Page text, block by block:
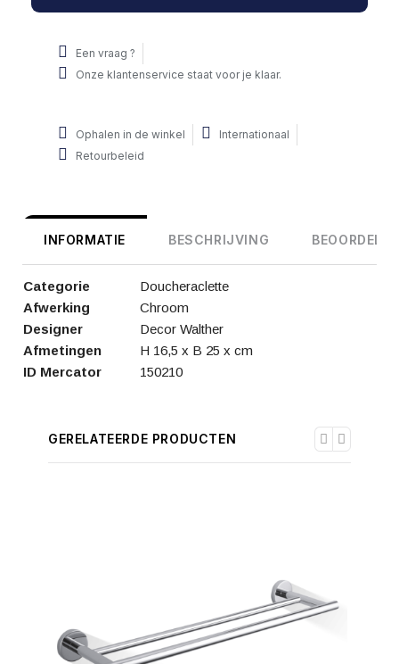
Een vraag ?
Onze klantenservice staat voor je klaar.
Ophalen in de winkel
Internationaal
Retourbeleid
INFORMATIE BESCHRIJVING
Categorie
Doucheraclette
Afwerking
Chroom
Designer
Decor Walther
Afmetingen
H 16,5 x B 25 x cm
ID Mercator
150210
GERELATEERDE PRODUCTEN